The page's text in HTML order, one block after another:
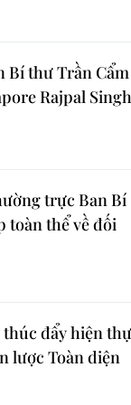
Bí thư Trần Cẩm
Rajpal Singh
trực Ban Bí
toàn thể về đối
đẩy hiện
lược Toàn diện